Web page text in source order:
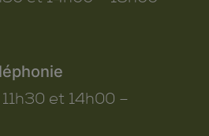
et 14h00 –